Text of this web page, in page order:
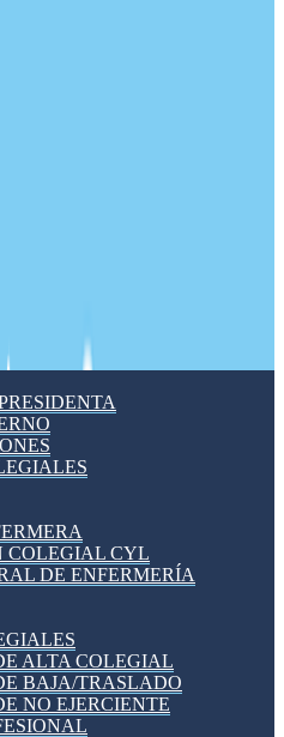
COLEGIAL CYL
DE ENFERMERÍA
ALTA COLEGIAL
BAJA/TRASLADO
NO EJERCIENTE